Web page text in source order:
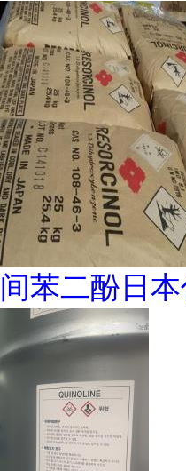
间苯二酚日